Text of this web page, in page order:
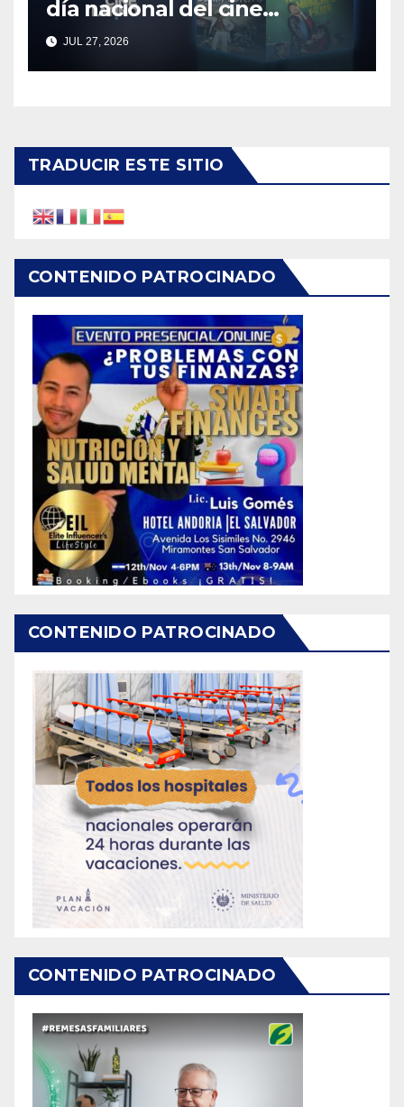
día nacional del cine
mexicano
JUL 27, 2026
TRADUCIR ESTE SITIO
CONTENIDO PATROCINADO
CONTENIDO PATROCINADO
CONTENIDO PATROCINADO